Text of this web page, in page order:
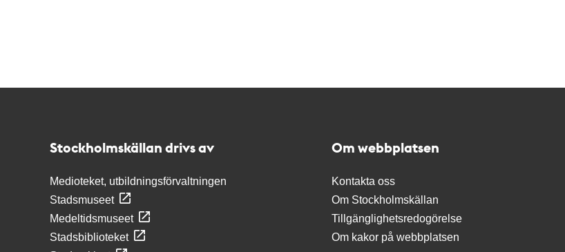
Stockholmskällan drivs av
Medioteket, utbildningsförvaltningen
Stadsmuseet
Medeltidsmuseet
Stadsbiblioteket
Om webbplatsen
Kontakta oss
Om Stockholmskällan
Tillgänglighetsredogörelse
Om kakor på webbplatsen